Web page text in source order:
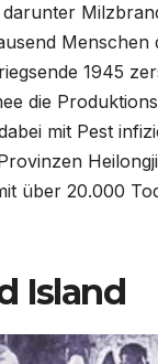
Menschen
1945
die
mit Pest
über 20.000
Island